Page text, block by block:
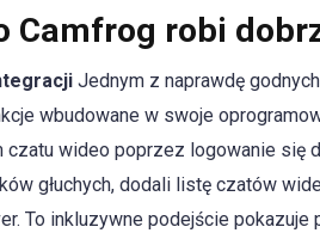
Camfrog robi
Jednym z naprawdę
wbudowane w swoje
wideo poprzez logowanie się
głuchych, dodali listę czatów
To inkluzywne podejście